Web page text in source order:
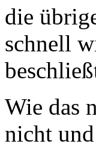
die
schnell
Wie das
nicht